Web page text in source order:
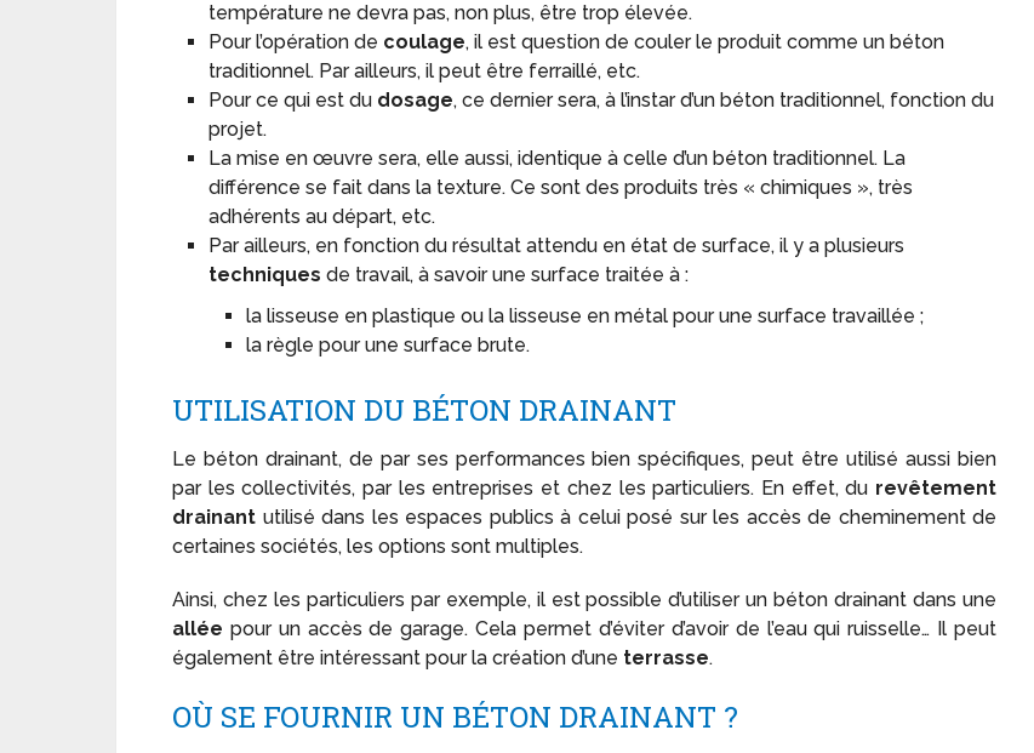
température ne devra pas, non plus, être trop élevée.
Pour l’opération de coulage, il est question de couler le produit comme un béton
traditionnel. Par ailleurs, il peut être ferraillé, etc.
Pour ce qui est du dosage, ce dernier sera, à l’instar d’un béton traditionnel, fonction du
projet.
La mise en œuvre sera, elle aussi, identique à celle d’un béton traditionnel. La
différence se fait dans la texture. Ce sont des produits très « chimiques », très
adhérents au départ, etc.
Par ailleurs, en fonction du résultat attendu en état de surface, il y a plusieurs
techniquesde travail, à savoir une surface traitée à :
la lisseuse en plastique ou la lisseuse en métal pour une surface travaillée ;
la règle pour une surface brute.
UTILISATION DU BÉTON DRAINANT
Le béton drainant, de par ses performances bien spécifiques, peut être utilisé aussi bien
par les collectivités, par les entreprises et chez les particuliers. En effet, du revêtement
drainant utilisé dans les espaces publics à celui posé sur les accès de cheminement de
certaines sociétés, les options sont multiples.
Ainsi, chez les particuliers par exemple, il est possible d’utiliser un béton drainant dans une
allée pour un accès de garage. Cela permet d’éviter d’avoir de l’eau qui ruisselle… Il peut
également être intéressant pour la création d’une terrasse.
OÙ SE FOURNIR UN BÉTON DRAINANT ?